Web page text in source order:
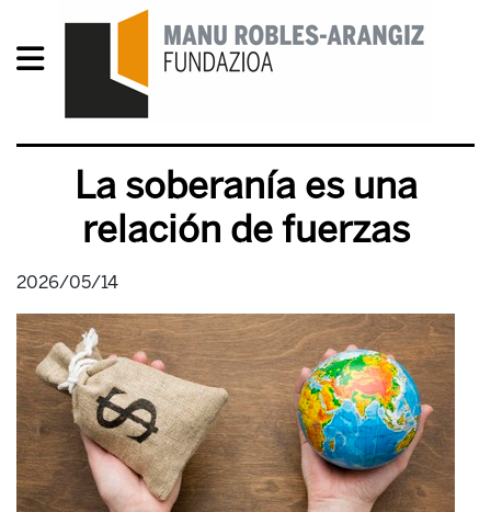
La soberanía es una
relación de fuerzas
2026/05/14